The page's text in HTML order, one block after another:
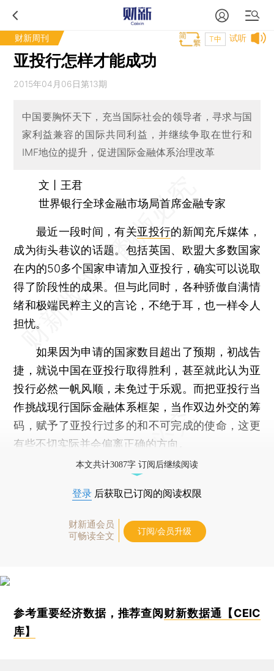
财新周刊 试听
T中
亚投行怎样才能成功
2015年04月06日第13期
中国要胸怀天下，充当国际社会的领导者，寻求与国
家利益兼容的国际共同利益，并继续争取在世行和
IMF地位的提升，促进国际金融体系治理改革
文丨王君
世界银行全球金融市场局首席金融专家
最近一段时间，有关亚投行的新闻充斥媒体，
成为街头巷议的话题。包括英国、欧盟大多数国家
在内的50多个国家申请加入亚投行，确实可以说取
得了阶段性的成果。但与此同时，各种骄傲自满情
绪和极端民粹主义的言论，不绝于耳，也一样令人
担忧。
如果因为申请的国家数目超出了预期，初战告
捷，就说中国在亚投行取得胜利，甚至就此认为亚
投行必然一帆风顺，未免过于乐观。而把亚投行当
作挑战现行国际金融体系框架，当作双边外交的筹
码，赋予了亚投行过多的和不可完成的使命，这更
有些不切实际并会偏离正确的方向。
本文共计3087字 订阅后继续阅读
登录 后获取已订阅的阅读权限
财新通会员
可畅读全文
订阅/会员升级
参考重要经济数据，推荐查阅 财新数据通【CEIC
库】